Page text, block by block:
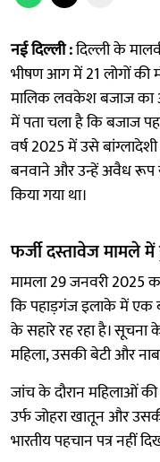
नई दिल्ली :दिल्ली के
भीषण आग में 21 लोगों की
मालिक लवकेश बजाज का
में पता चला है कि बजाज
वर्ष 2025 में उसे
बनवाने और उन्हें अवैध रूप
किया गया था।
फर्जी दस्तावेज मामले में
मामला 29 जनवरी 2025
कि पहाड़गंज इलाके में एक
के सहारे रह रहा है।
महिला, उसकी बेटी और
जांच के दौरान महिलाओं की
उर्फ जोहरा खातून और
भारतीय पहचान पत्र नहीं